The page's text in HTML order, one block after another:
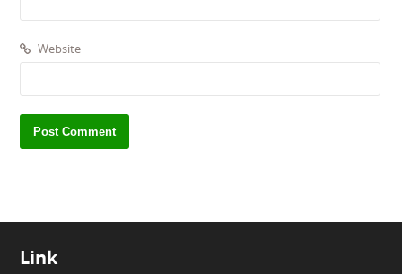
Website
Link